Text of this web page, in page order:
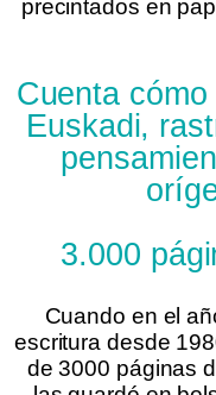
precintados en
Cuenta
Euskadi,
3.000
Cuando en el
escritura desde
de 3000 páginas